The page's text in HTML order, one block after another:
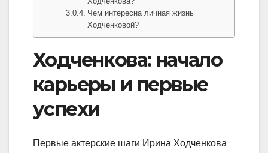
Чем интересна личная жизнь
Ходченковой?
Ходченкова: начало
карьеры и первые
успехи
Первые актерские шаги Ирина Ходченкова